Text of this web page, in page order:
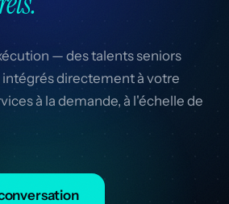
— des talents seniors
directement à votre
à la demande, à l'échelle de